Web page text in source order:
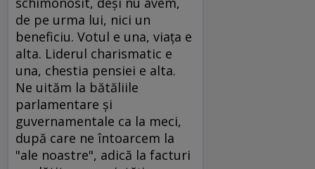
de pe urma lui, nici un
beneficiu. Votul e una, viaţa e
alta. Liderul charismatic e
una, chestia pensiei e alta.
Ne uităm la bătăliile
parlamentare şi
guvernamentale ca la meci,
după care ne întoarcem la
"ale noastre", adică la facturi